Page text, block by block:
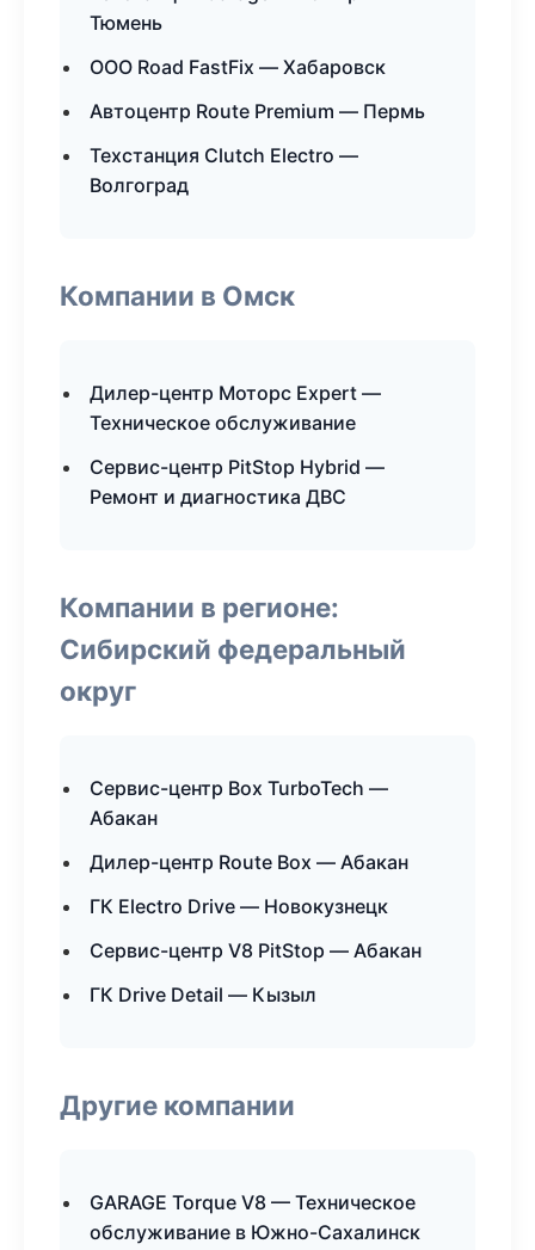
Тюмень
ООО Road FastFix — Хабаровск
Автоцентр Route Premium — Пермь
Техстанция Clutch Electro —
Волгоград
Компании в Омск
Дилер-центр Моторс Expert —
Техническое обслуживание
Сервис-центр PitStop Hybrid —
Ремонт и диагностика ДВС
Компании в регионе:
Сибирский федеральный
округ
Сервис-центр Box TurboTech —
Абакан
Дилер-центр Route Box — Абакан
ГК Electro Drive — Новокузнецк
Сервис-центр V8 PitStop — Абакан
ГК Drive Detail — Кызыл
Другие компании
GARAGE Torque V8 — Техническое
обслуживание в Южно-Сахалинск